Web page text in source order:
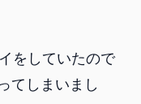
をしていたので
てしまいまし